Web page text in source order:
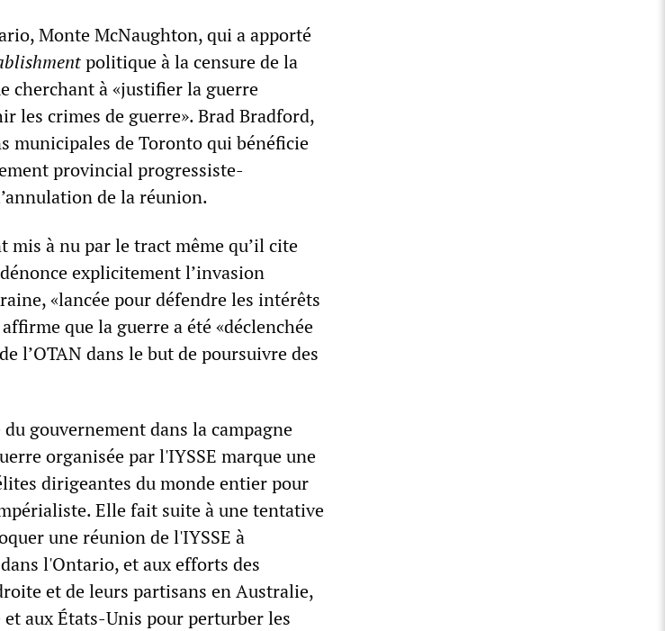
Monte McNaughton, qui a apporté
politique à la censure de la
cherchant à «justifier la guerre
les crimes de guerre». Brad Bradford,
municipales de Toronto qui bénéficie
provincial progressiste-
de la réunion.
mis à nu par le tract même qu’il cite
explicitement l’invasion
«lancée pour défendre les intérêts
que la guerre a été «déclenchée
l’OTAN dans le but de poursuivre des
gouvernement dans la campagne
organisée par l'IYSSE marque une
dirigeantes du monde entier pour
Elle fait suite à une tentative
une réunion de l'IYSSE à
l'Ontario, et aux efforts des
et de leurs partisans en Australie,
aux États-Unis pour perturber les